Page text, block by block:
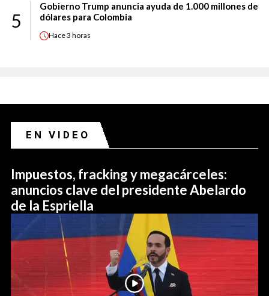
5
Gobierno Trump anuncia ayuda de 1.000 millones de
dólares para Colombia
Hace3 horas
EN VIDEO
Impuestos, fracking y megacárceles:
anuncios clave del presidente Abelardo
de la Espriella